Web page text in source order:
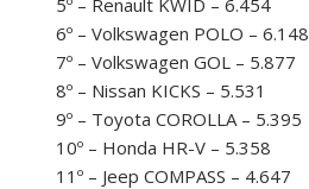
6º – Volkswagen POLO – 6.148
7º – Volkswagen GOL – 5.877
8º – Nissan KICKS – 5.531
9º – Toyota COROLLA – 5.395
10º – Honda HR-V – 5.358
11º – Jeep COMPASS – 4.647